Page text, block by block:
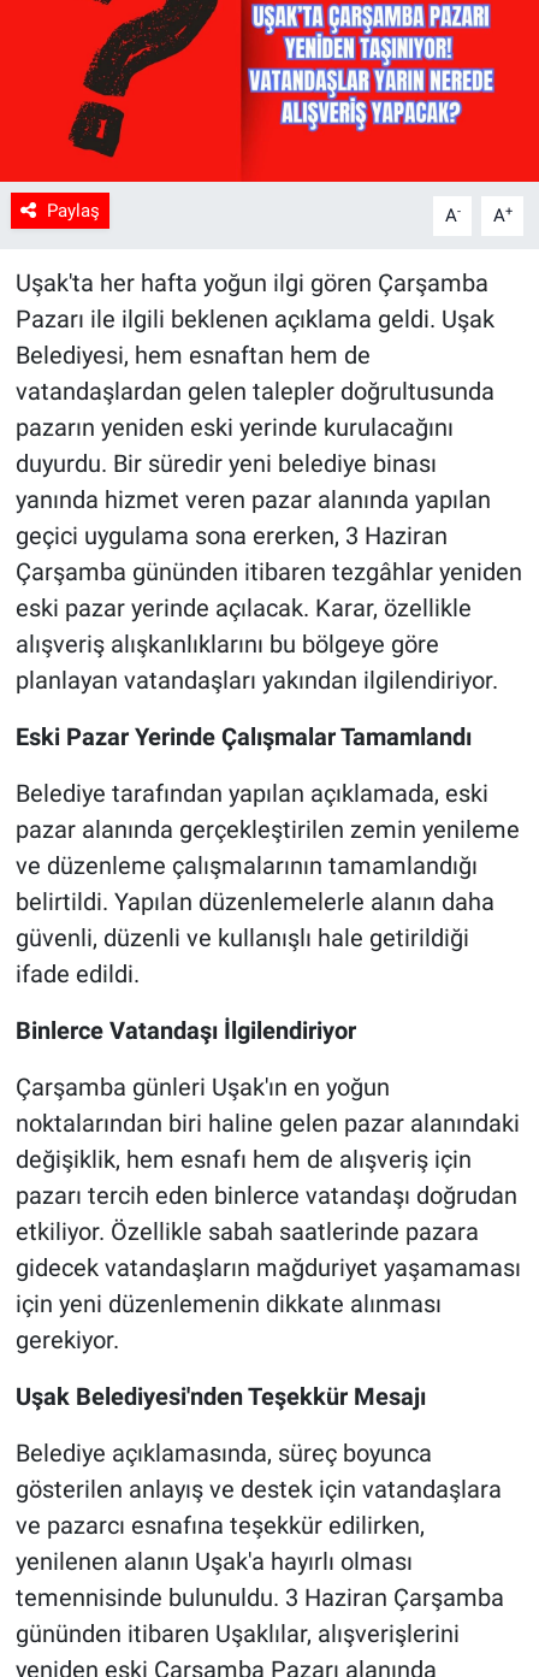
Paylaş A- A+
Uşak'ta her hafta yoğun ilgi gören Çarşamba
Pazarı ile ilgili beklenen açıklama geldi. Uşak
Belediyesi, hem esnaftan hem de
vatandaşlardan gelen talepler doğrultusunda
pazarın yeniden eski yerinde kurulacağını
duyurdu. Bir süredir yeni belediye binası
yanında hizmet veren pazar alanında yapılan
geçici uygulama sona ererken, 3 Haziran
Çarşamba gününden itibaren tezgâhlar yeniden
eski pazar yerinde açılacak. Karar, özellikle
alışveriş alışkanlıklarını bu bölgeye göre
planlayan vatandaşları yakından ilgilendiriyor.
Eski Pazar Yerinde Çalışmalar Tamamlandı
Belediye tarafından yapılan açıklamada, eski
pazar alanında gerçekleştirilen zemin yenileme
ve düzenleme çalışmalarının tamamlandığı
belirtildi. Yapılan düzenlemelerle alanın daha
güvenli, düzenli ve kullanışlı hale getirildiği
ifade edildi.
Binlerce Vatandaşı İlgilendiriyor
Çarşamba günleri Uşak'ın en yoğun
noktalarından biri haline gelen pazar alanındaki
değişiklik, hem esnafı hem de alışveriş için
pazarı tercih eden binlerce vatandaşı doğrudan
etkiliyor. Özellikle sabah saatlerinde pazara
gidecek vatandaşların mağduriyet yaşamaması
için yeni düzenlemenin dikkate alınması
gerekiyor.
Uşak Belediyesi'nden Teşekkür Mesajı
Belediye açıklamasında, süreç boyunca
gösterilen anlayış ve destek için vatandaşlara
ve pazarcı esnafına teşekkür edilirken,
yenilenen alanın Uşak'a hayırlı olması
temennisinde bulunuldu. 3 Haziran Çarşamba
gününden itibaren Uşaklılar, alışverişlerini
yeniden eski Çarşamba Pazarı alanında